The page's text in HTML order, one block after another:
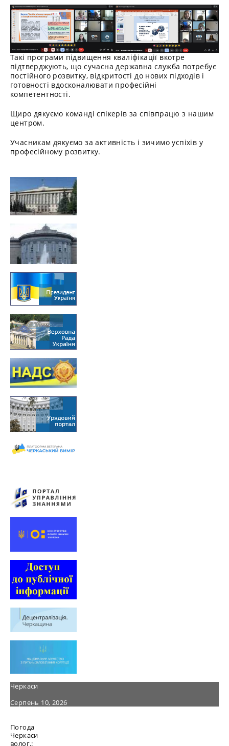
Такі програми підвищення кваліфікації вкотре
підтверджують, що сучасна державна служба потребує
постійного розвитку, відкритості до нових підходів і
готовності вдосконалювати професійні
компетентності.
Щиро дякуємо команді спікерів за співпрацю з нашим
центром.
Учасникам дякуємо за активність і зичимо успіхів у
професійному розвитку.
Черкаси
Серпень 10, 2026
Погода
Черкаси
волог.: